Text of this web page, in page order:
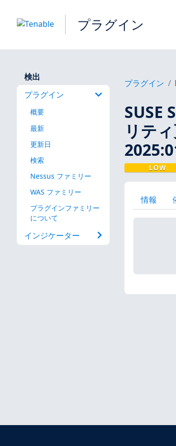
プラグイン
検出
プラグイン
概要
最新
更新日
検索
Nessus ファミリー
WAS ファミリー
プラグインファミリー
について
インジケーター
プラグイン
SUSE
リテ
LOW
情報